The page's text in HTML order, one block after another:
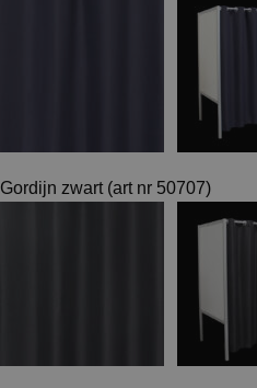
Gordijn zwart (art nr 50707)